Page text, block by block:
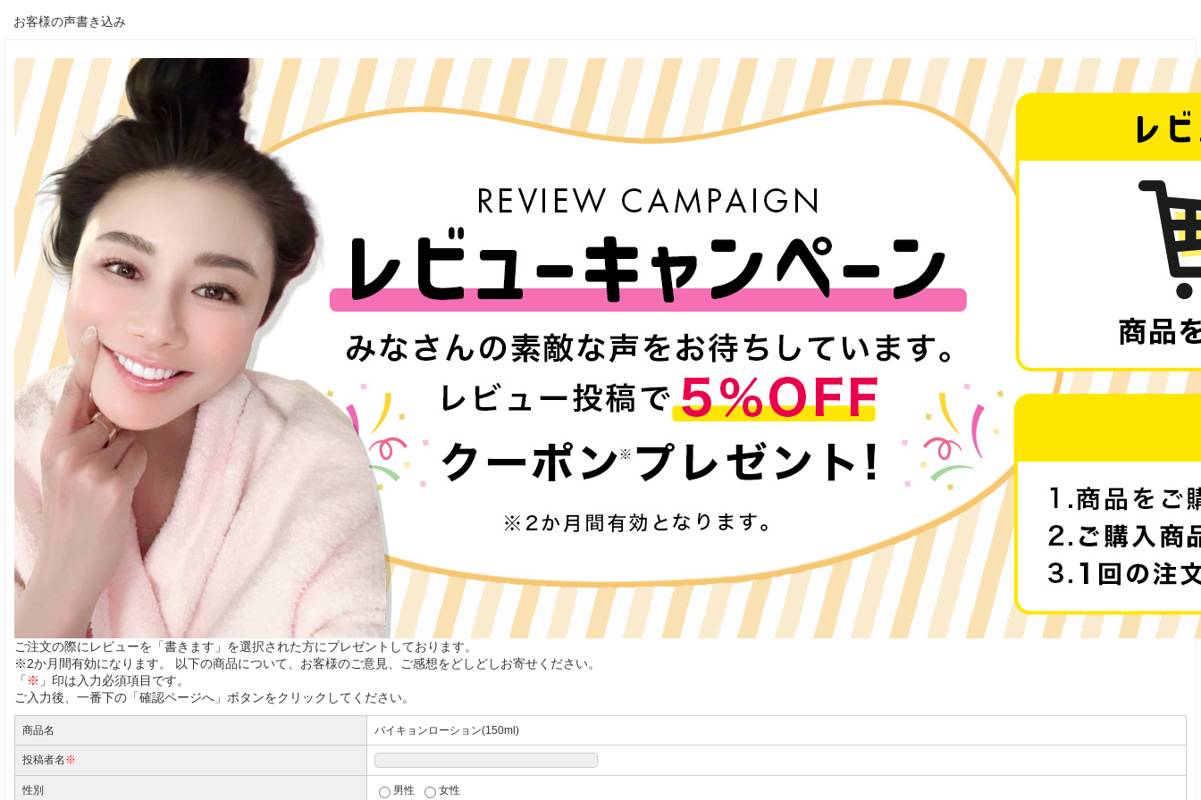
お客様の声書き込み
ご注文の際にレビューを「書きます」を選択された方にプレゼントしております。
※2か月間有効になります。
以下の商品について、お客様のご意見、ご感想をどしどしお寄せください。
「 ※ 」印は入力必須項目です。
ご入力後、一番下の「確認ページへ」ボタンをクリックしてください。
商品名 バイキョンローション(150ml)
投稿者名 ※
性別 男性 女性